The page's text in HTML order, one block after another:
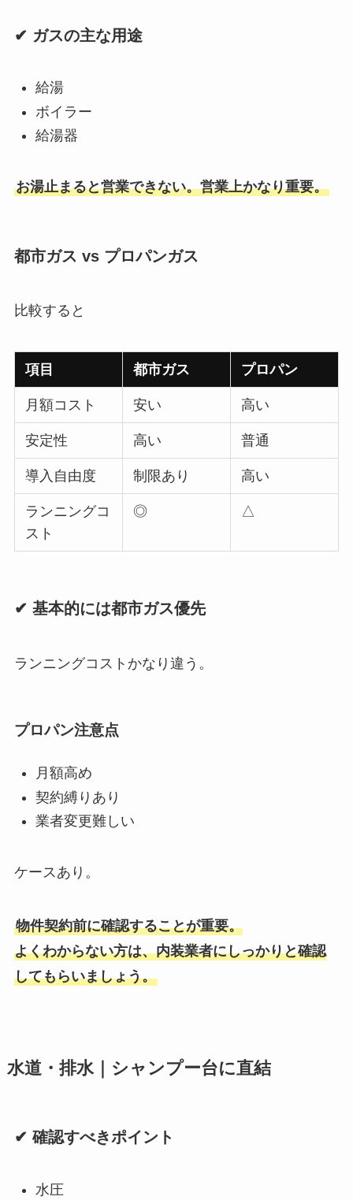
✔ ガスの主な用途
給湯
ボイラー
給湯器
お湯止まると営業できない。営業上かなり重要。
都市ガス vs プロパンガス
比較すると
項目 都市ガス プロパン
月額コスト 安い 高い
安定性 高い 普通
導入自由度 制限あり 高い
ランニングコ
スト
◎ △
✔ 基本的には都市ガス優先
ランニングコストかなり違う。
プロパン注意点
月額高め
契約縛りあり
業者変更難しい
ケースあり。
物件契約前に確認することが重要。
よくわからない方は、内装業者にしっかりと確認
してもらいましょう。
水道・排水｜シャンプー台に直結
✔ 確認すべきポイント
水圧